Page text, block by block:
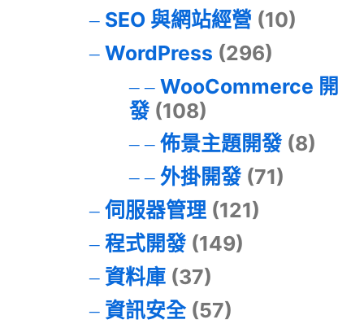
SEO 與網站經營 (10)
WordPress (296)
WooCommerce 開
發(108)
佈景主題開發(8)
外掛開發(71)
伺服器管理(121)
程式開發(149)
資料庫(37)
資訊安全(57)